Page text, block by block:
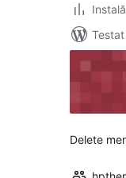
Delete